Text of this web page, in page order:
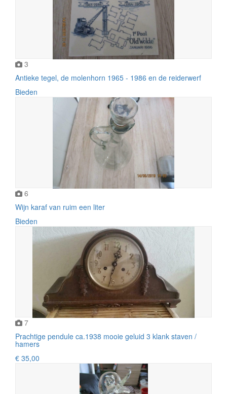
3
Antieke tegel, de molenhorn 1965 - 1986 en de reiderwerf
Bieden
6
Wijn karaf van ruim een liter
Bieden
7
Prachtige pendule ca.1938 mooie geluid 3 klank staven /
hamers
€ 35,00